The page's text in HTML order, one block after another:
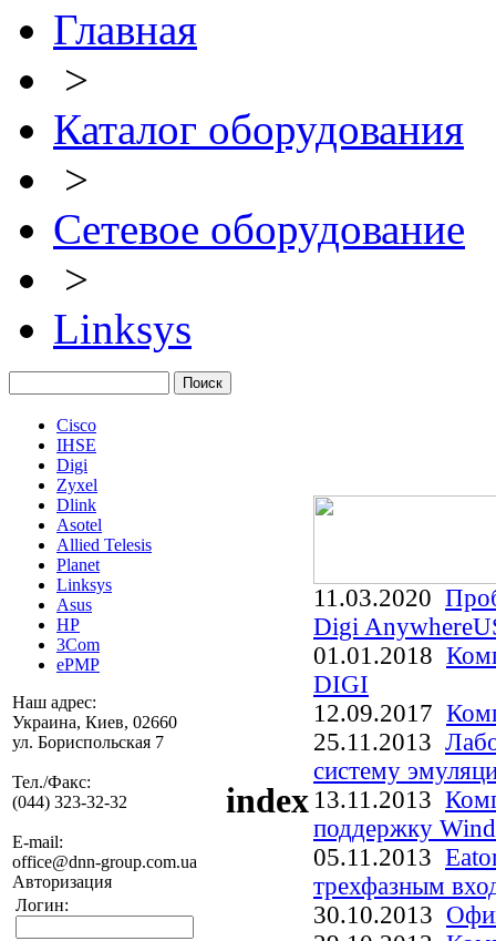
Главная
>
Каталог оборудования
>
Сетевое оборудование
>
Linksys
Cisco
IHSE
Digi
Zyxel
Dlink
Asotel
Allied Telesis
Planet
Linksys
Asus
HP
3Com
ePMP
Наш адрес:
Украина, Киев, 02660
ул. Бориспольская 7
Тел./Факс:
(044) 323-32-32
E-mail:
office@dnn-group.com.ua
Авторизация
Логин:
index
11.03.2020
Digi
01.01.2018
DIGI
12.09.2017
25.11.2013
систему
13.11.2013
поддержку
05.11.2013
трехфазным
30.10.2013